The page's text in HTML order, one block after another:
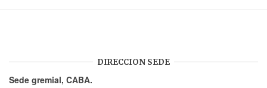
DIRECCION SEDE
Sede gremial, CABA.